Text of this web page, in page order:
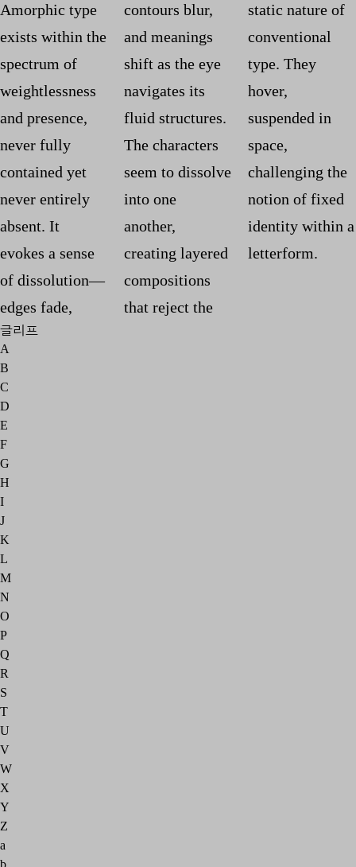
Amorphic type
exists within the
spectrum of
weightlessness
and presence,
never fully
contained yet
never entirely
absent. It
evokes a sense
of dissolution—
edges fade,
contours blur,
and meanings
shift as the eye
navigates its
fluid structures.
The characters
seem to dissolve
into one
another,
creating layered
compositions
that reject the
static nature of
conventional
type. They
hover,
suspended in
space,
challenging the
notion of fixed
identity within a
letterform.
글리프
A
B
C
D
E
F
G
H
I
J
K
L
M
N
O
P
Q
R
S
T
U
V
W
X
Y
Z
a
b